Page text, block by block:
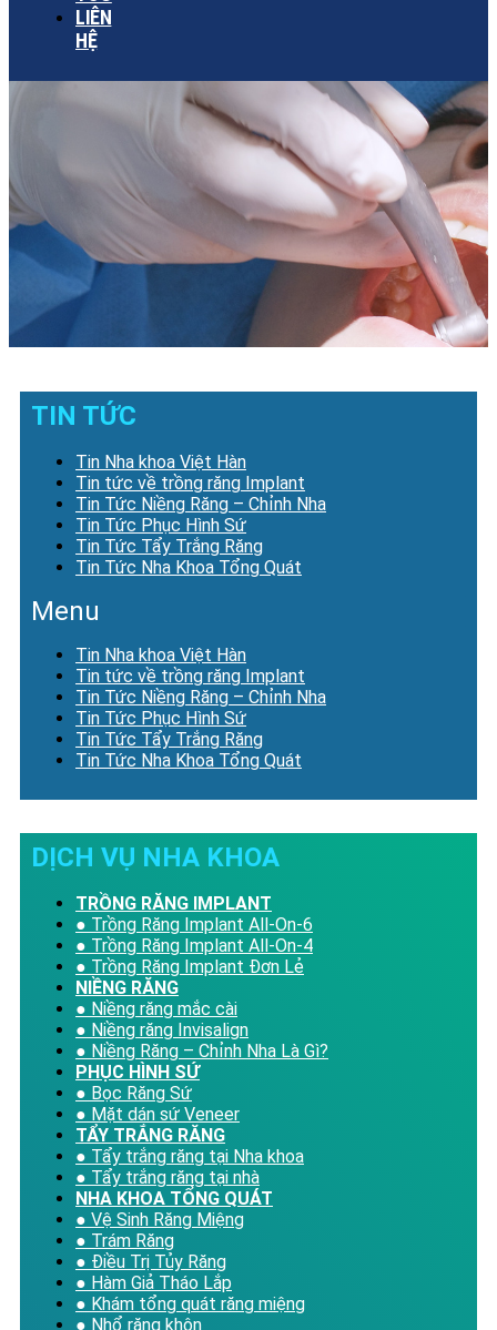
LIÊN
HỆ
TIN TỨC
Tin Nha khoa Việt Hàn
Tin tức về trồng răng Implant
Tin Tức Niềng Răng – Chỉnh Nha
Tin Tức Phục Hình Sứ
Tin Tức Tẩy Trắng Răng
Tin Tức Nha Khoa Tổng Quát
Menu
Tin Nha khoa Việt Hàn
Tin tức về trồng răng Implant
Tin Tức Niềng Răng – Chỉnh Nha
Tin Tức Phục Hình Sứ
Tin Tức Tẩy Trắng Răng
Tin Tức Nha Khoa Tổng Quát
DỊCH VỤ NHA KHOA
TRỒNG RĂNG IMPLANT
● Trồng Răng Implant All-On-6
● Trồng Răng Implant All-On-4
● Trồng Răng Implant Đơn Lẻ
NIỀNG RĂNG
● Niềng răng mắc cài
● Niềng răng Invisalign
● Niềng Răng – Chỉnh Nha Là Gì?
PHỤC HÌNH SỨ
● Bọc Răng Sứ
● Mặt dán sứ Veneer
TẨY TRẮNG RĂNG
● Tẩy trắng răng tại Nha khoa
● Tẩy trắng răng tại nhà
NHA KHOA TỔNG QUÁT
● Vệ Sinh Răng Miệng
● Trám Răng
● Điều Trị Tủy Răng
● Hàm Giả Tháo Lắp
● Khám tổng quát răng miệng
● Nhổ răng khôn